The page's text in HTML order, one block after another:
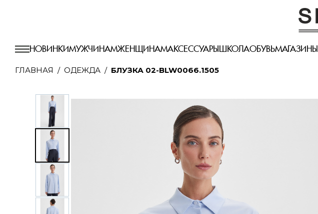
НОВИНКИМУЖЧИНАМЖЕНЩИНАМАКСЕССУАРЫШКОЛАОБУВЬМАГАЗИНЫ
ГЛАВНАЯ ОДЕЖДА БЛУЗКА 02-BLW0066.1505